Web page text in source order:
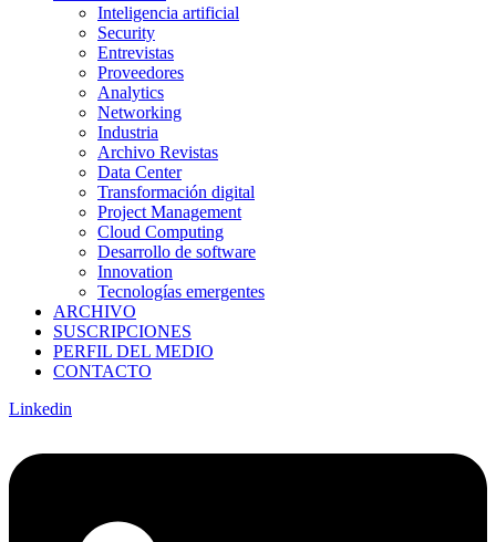
Inteligencia artificial
Security
Entrevistas
Proveedores
Analytics
Networking
Industria
Archivo Revistas
Data Center
Transformación digital
Project Management
Cloud Computing
Desarrollo de software
Innovation
Tecnologías emergentes
ARCHIVO
SUSCRIPCIONES
PERFIL DEL MEDIO
CONTACTO
Linkedin